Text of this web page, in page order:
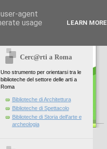
Cerc@rti a Roma
Uno strumento per orientarsi tra le
biblioteche del settore delle arti a
Roma
Biblioteche di Architettura
Biblioteche di Spettacolo
Biblioteche di Storia dell'arte e
archeologia
agent
usage
LEARN MORE